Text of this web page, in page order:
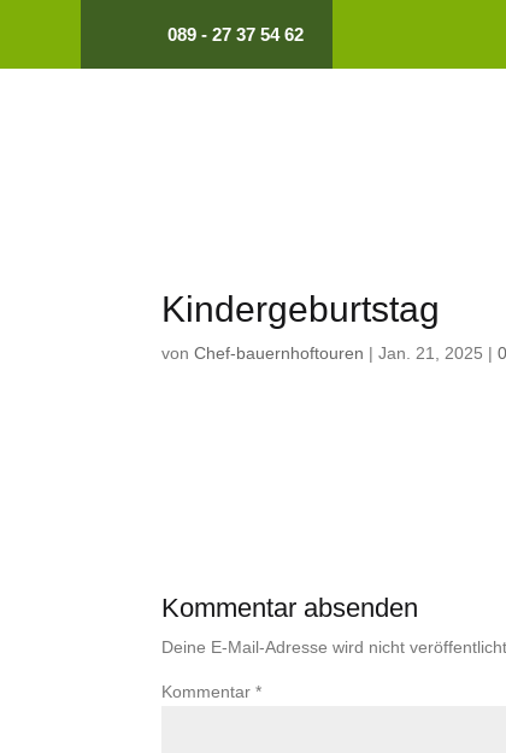
089 - 27 37 54 62
Kindergeburtstag
vonChef-bauernhoftouren |Jan. 21, 2025 |
Kommentar absenden
Deine E-Mail-Adresse wird nicht veröffentlicht.
Kommentar*